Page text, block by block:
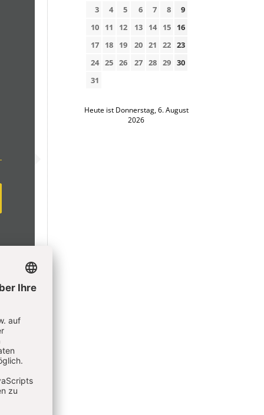
3
4 5 6 7 8
9
10
11 12 13 14 15
16
17
18 19 20 21 22 23
24 25 26 27 28 29 30
31
Heute ist Donnerstag, 6. August
2026